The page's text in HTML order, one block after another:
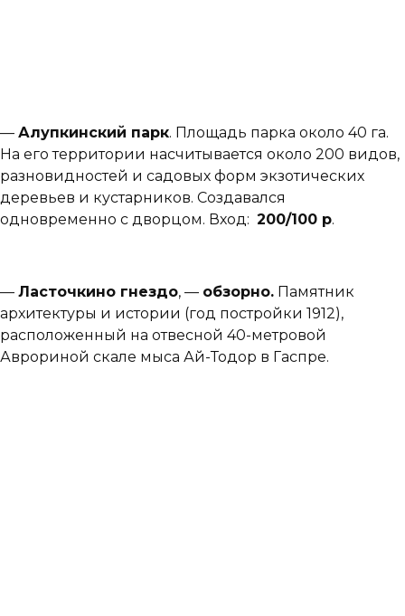
— Алупкинский парк. Площадь парка около 40 га.
На его территории насчитывается около 200 видов,
разновидностей и садовых форм экзотических
деревьев и кустарников. Создавался
одновременно с дворцом. Вход: 200/100 р.
— Ласточкино гнездо, — обзорно. Памятник
архитектуры и истории (год постройки 1912),
расположенный на отвесной 40-метровой
Аврориной скале мыса Ай-Тодор в Гаспре.